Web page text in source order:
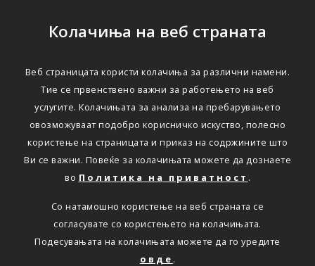
Колачиња на веб страната
Веб страницата користи колачиња за различни намени.
Тие се првенствено важни за работењето на веб
услугите. Колачињата за анализа на пребарувањето
овозможуваат подобро корисничко искуство, полесно
користење на страницата и приказ на содржините што
Ви се важни. Повеќе за колачињата можете да дознаете
во Политика на приватност .
Со натамошно користење на веб страната се
согласувате со користењето на колачињата.
Подесувањата на колачињата можете да го уредите
овде .